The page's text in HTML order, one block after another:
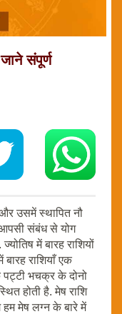
संपूर्ण
उसमें स्थापित नौ
आपसी संबंध से योग
में बारह राशियों
राशियाँ एक
पट्टी भचक्र के दोनो
होती है. मेष राशि
हम मेष लग्न के बारे में